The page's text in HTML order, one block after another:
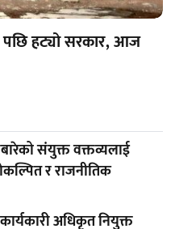
पछि हट्यो सरकार, आज
संयुक्त वक्तव्यलाई
र राजनीतिक
अधिकृत नियुक्त